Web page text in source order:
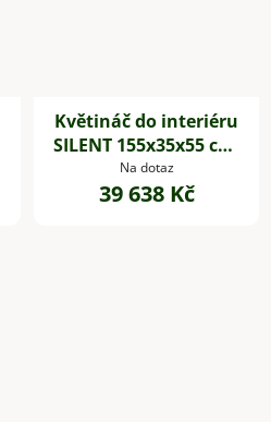
Květináč do interiéru
SILENT 155x35x55 cm,
dřevěné akustické
desky,hnědá
Na dotaz
39 638 Kč